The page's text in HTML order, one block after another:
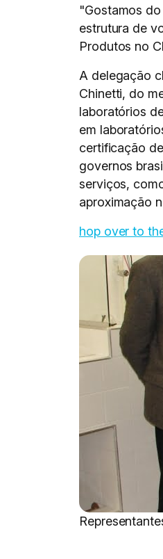
"Gostamos
estrutura de
Produtos no
A delegação
Chinetti, do
laboratórios
em
certificação
governos
serviços,
aproximação
hop over to